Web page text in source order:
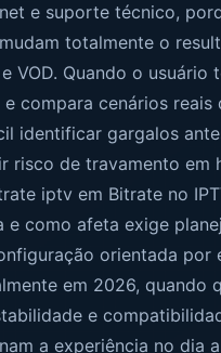
e suporte técnico,
totalmente o
VOD. Quando o usuário
compara cenários reais
identificar gargalos
risco de travamento em
iptv em Bitrate no
e como afeta exige
orientada por
em 2026, quando
e
a experiência no dia